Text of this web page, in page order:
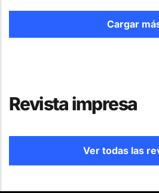
Cargar
Revista impresa
Ver todas las